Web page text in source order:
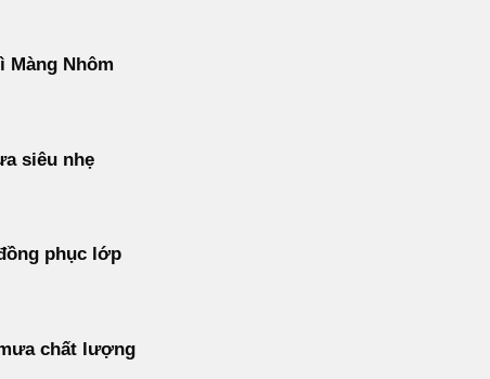
Màng Nhôm
siêu nhẹ
phục lớp
chất lượng